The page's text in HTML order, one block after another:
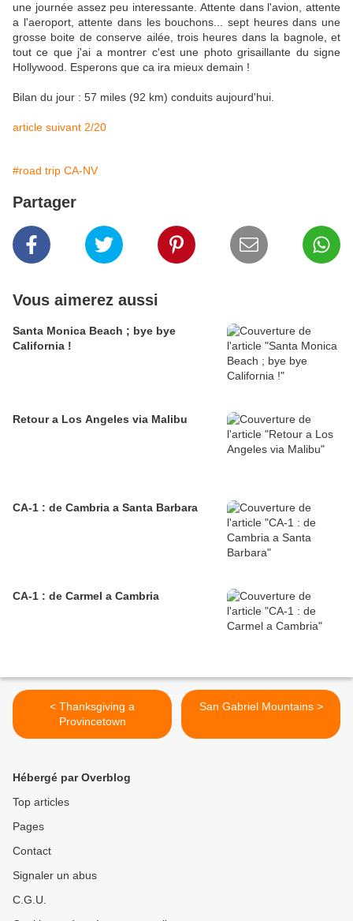
une journée assez peu interessante. Attente dans l'avion, attente
a l'aeroport, attente dans les bouchons... sept heures dans une
grosse boite de conserve ailée, trois heures dans la bagnole, et
tout ce que j'ai a montrer c'est une photo grisaillante du signe
Hollywood. Esperons que ca ira mieux demain !
Bilan du jour : 57 miles (92 km) conduits aujourd'hui.
article suivant 2/20
#road trip CA-NV
Partager
Vous aimerez aussi
Santa Monica Beach ; bye bye
California !
Retour a Los Angeles via Malibu
CA-1 : de Cambria a Santa Barbara
CA-1 : de Carmel a Cambria
< Thanksgiving a
Provincetown
San Gabriel Mountains >
Hébergé par Overblog
Top articles
Pages
Contact
Signaler un abus
C.G.U.